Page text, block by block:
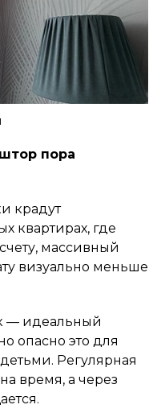
пора
крадут
квартирах, где
массивный
визуально меньше
— идеальный
опасно это для
Регулярная
время, а через